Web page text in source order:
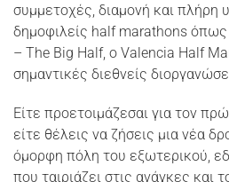
συμμετοχές, διαμονή και πλήρη
δημοφιλείς half marathons
– The Big Half, ο Valencia Half
σημαντικές διεθνείς
Είτε προετοιμάζεσαι για τον
είτε θέλεις να ζήσεις μια νέα
όμορφη πόλη του εξωτερικού,
που ταιριάζει στις ανάγκες και